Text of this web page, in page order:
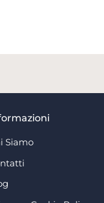
Siamo